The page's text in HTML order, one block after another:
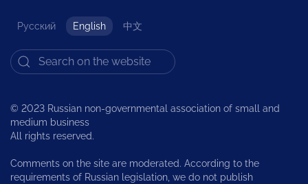
Русский English 中文
© 2023 Russian non-governmental association of small and
medium business
All rights reserved.
Comments on the site are moderated. According to the
requirements of Russian legislation, we do not publish